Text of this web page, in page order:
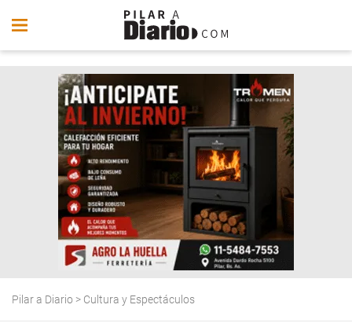
Pilar a Diario > Cultura y Espectáculos